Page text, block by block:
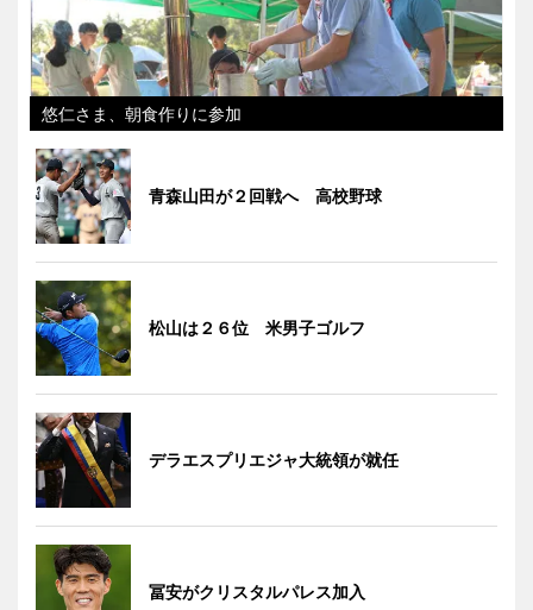
悠仁さま、朝食作りに参加
青森山田が２回戦へ 高校野球
松山は２６位 米男子ゴルフ
デラエスプリエジャ大統領が就任
冨安がクリスタルパレス加入